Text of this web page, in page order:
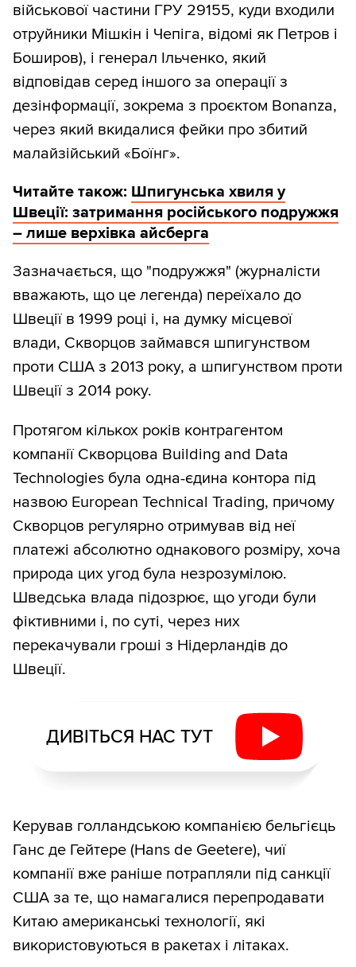
військової частини ГРУ 29155, куди входили
отруйники Мішкін і Чепіга, відомі як Петров і
Боширов), і генерал Ільченко, який
відповідав серед іншого за операції з
дезінформації, зокрема з проєктом Bonanza,
через який вкидалися фейки про збитий
малайзійський «Боїнг».
Читайте також: Шпигунська хвиля у
Швеції: затримання російського подружжя
– лише верхівка айсберга
Зазначається, що "подружжя" (журналісти
вважають, що це легенда) переїхало до
Швеції в 1999 році і, на думку місцевої
влади, Скворцов займався шпигунством
проти США з 2013 року, а шпигунством проти
Швеції з 2014 року.
Протягом кількох років контрагентом
компанії Скворцова Building and Data
Technologies була одна-єдина контора під
назвою European Technical Trading, причому
Скворцов регулярно отримував від неї
платежі абсолютно однакового розміру, хоча
природа цих угод була незрозумілою.
Шведська влада підозрює, що угоди були
фіктивними і, по суті, через них
перекачували гроші з Нідерландів до
Швеції.
ДИВІТЬСЯ НАС ТУТ
Керував голландською компанією бельгієць
Ганс де Гейтере (Hans de Geetere), чиї
компанії вже раніше потрапляли під санкції
США за те, що намагалися перепродавати
Китаю американські технології, які
використовуються в ракетах і літаках.